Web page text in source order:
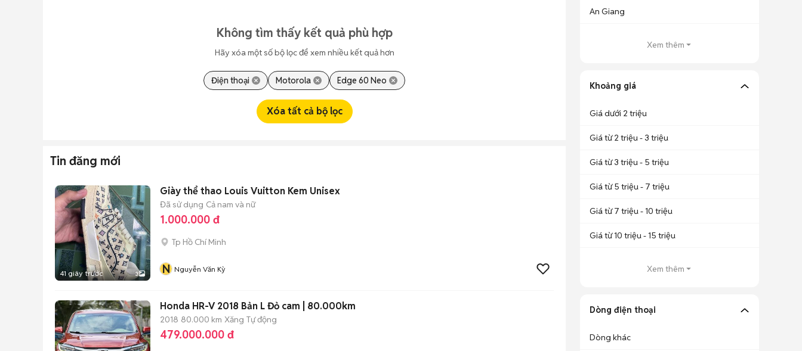
Không tìm thấy kết quả phù hợp
Hãy xóa một số bộ lọc để xem nhiều kết quả hơn
Điện thoại Motorola Edge 60 Neo
Xóa tất cả bộ lọc
Tin đăng mới
41 giây trước 3
Giày thể thao Louis Vuitton Kem Unisex
Đã sử dụng Cả nam và nữ
1.000.000 đ
Tp Hồ Chí Minh
N Nguyễn Văn Kỳ
Honda HR-V 2018 Bản L Đỏ cam | 80.000km
2018 80.000 km Xăng Tự động
479.000.000 đ
An Giang
Xem thêm
Khoảng giá
Giá dưới 2 triệu
Giá từ 2 triệu - 3 triệu
Giá từ 3 triệu - 5 triệu
Giá từ 5 triệu - 7 triệu
Giá từ 7 triệu - 10 triệu
Giá từ 10 triệu - 15 triệu
Xem thêm
Dòng điện thoại
Dòng khác